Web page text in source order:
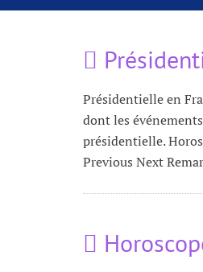
Présidentielle en
dont les
présidentielle.
Previous Next